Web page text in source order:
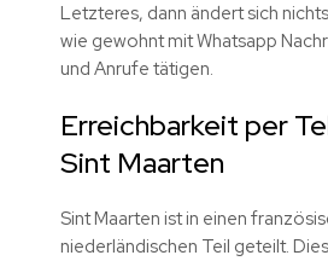
Letzteres, dann ändert sich
wie gewohnt mit Whatsapp
und Anrufe tätigen.
Erreichbarkeit per
Sint Maarten
Sint Maarten ist in einen
niederländischen Teil geteilt.